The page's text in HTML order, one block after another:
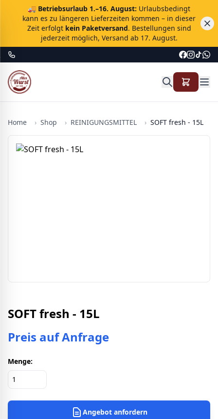
🚚 Betriebsurlaub 1.–16. August: Urlaubsbedingt
kann es zu längeren Lieferzeiten kommen – in dieser
Zeit erfolgt kein Paketversand. Bestellungen sind
jederzeit möglich, Versand ab 17. August.
Home › Shop › REINIGUNGSMITTEL › SOFT fresh - 15L
SOFT fresh - 15L
Preis auf Anfrage
Menge:
Angebot anfordern